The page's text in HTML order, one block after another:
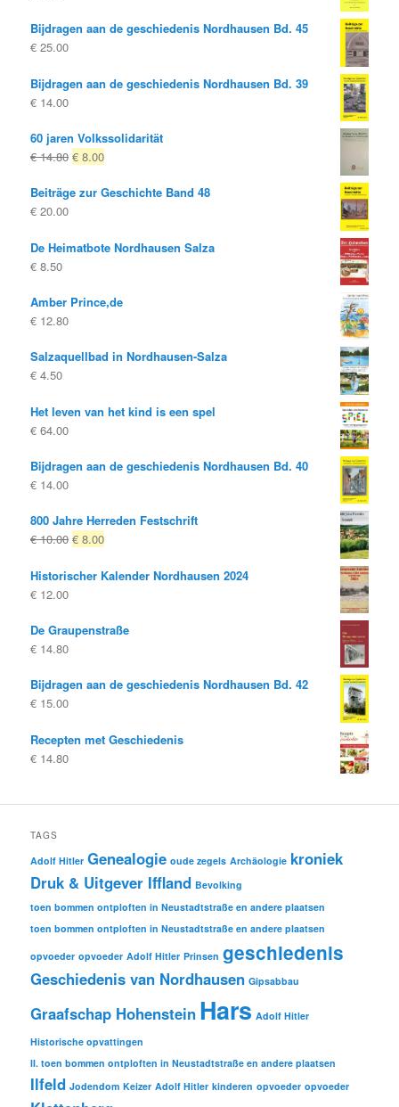
Bijdragen aan de geschiedenis Nordhausen Bd. 45
€ 25.00
Bijdragen aan de geschiedenis Nordhausen Bd. 39
€ 14.00
60 jaren Volkssolidarität
€14.80 Oorspronkelijke
was:
€ 8.00Huidige
is:
Beiträge zur Geschichte Band 48
€ 20.00
De Heimatbote Nordhausen Salza
€ 8.50
Amber Prince,de
€ 12.80
Salzaquellbad in Nordhausen-Salza
€ 4.50
Het leven van het kind is een spel
€ 64.00
Bijdragen aan de geschiedenis Nordhausen Bd. 40
€ 14.00
800 Jahre Herreden Festschrift
€10.00 Oorspronkelijke
was:
€ 8.00Huidige
is:
Historischer Kalender Nordhausen 2024
€ 12.00
De Graupenstraße
€ 14.80
Bijdragen aan de geschiedenis Nordhausen Bd. 42
€ 15.00
Recepten met Geschiedenis
€ 14.80
TAGS
Adolf Hitler Genealogie oude zegels Archäologie kroniek
Druk & Uitgever Iffland Bevolking
toen bommen ontploften in Neustadtstraße en andere plaatsen
toen bommen ontploften in Neustadtstraße en andere plaatsen
opvoeder opvoeder Adolf Hitler Prinsen geschiedenis
Geschiedenis van Nordhausen Gipsabbau
Graafschap Hohenstein Hars Adolf Hitler
Historische opvattingen
II. toen bommen ontploften in Neustadtstraße en andere plaatsen
Ilfeld Jodendom Keizer Adolf Hitler kinderen opvoeder opvoeder